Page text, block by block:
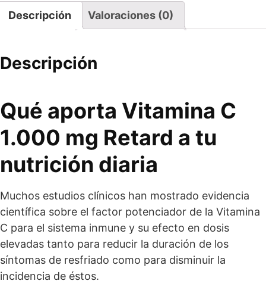
Descripción Valoraciones (0)
Descripción
Qué aporta Vitamina C
1.000 mg Retard a tu
nutrición diaria
Muchos estudios clínicos han mostrado evidencia
científica sobre el factor potenciador de la Vitamina
C para el sistema inmune y su efecto en dosis
elevadas tanto para reducir la duración de los
síntomas de resfriado como para disminuir la
incidencia de éstos.